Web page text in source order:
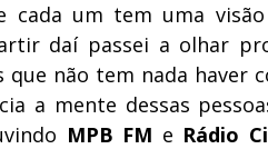
cada um tem uma
daí passei a olhar
não tem nada haver
a mente dessas
MPB FM e Rádio